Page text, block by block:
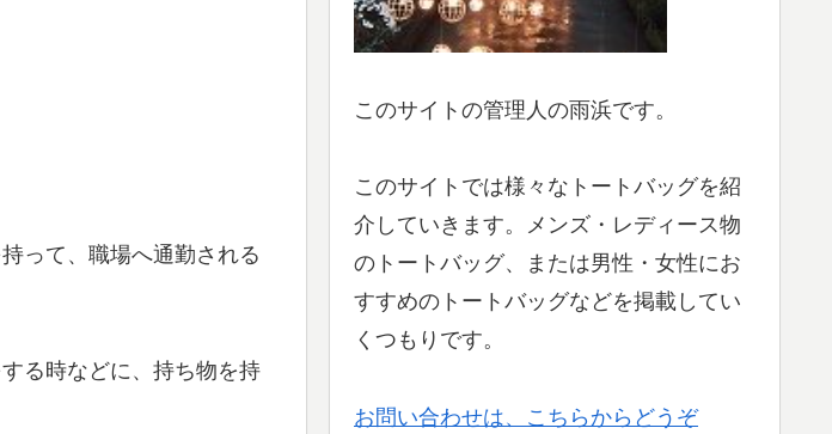
って、職場へ通勤される
る時などに、持ち物を持
このサイトの管理人の雨浜です。
このサイトでは様々なトートバッグを紹
介していきます。メンズ・レディース物
のトートバッグ、または男性・女性にお
すすめのトートバッグなどを掲載してい
くつもりです。
お問い合わせは、こちらからどうぞ